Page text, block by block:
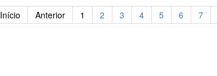
Início
Anterior 1 2 3 4 5 6 7